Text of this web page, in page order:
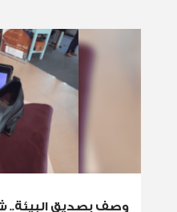
وصف بصديق البيئة..